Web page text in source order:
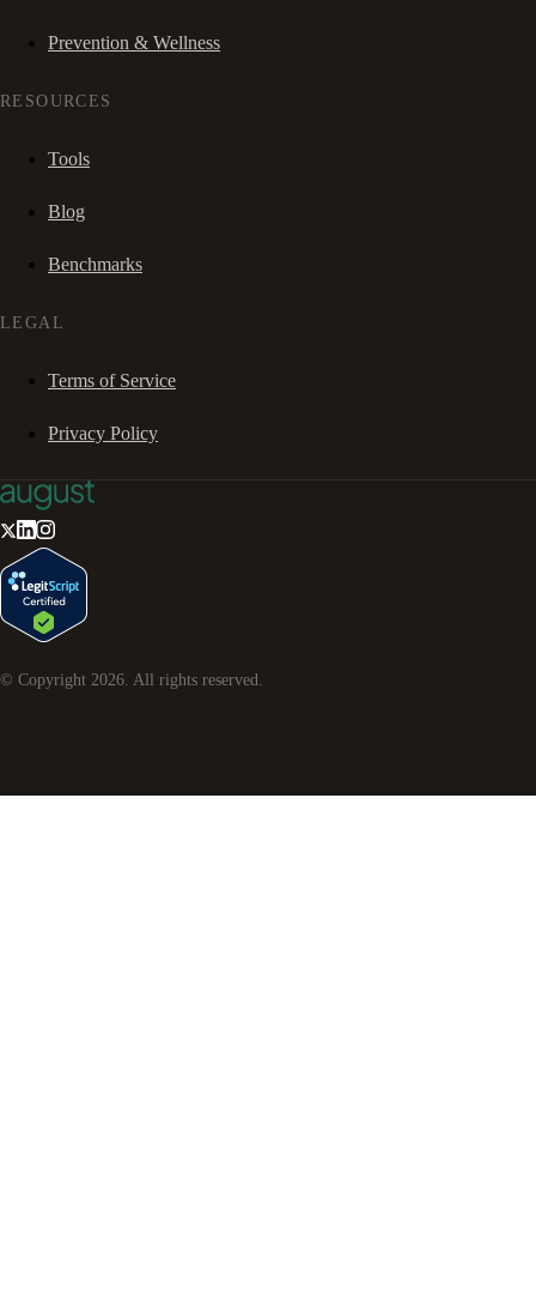
Prevention & Wellness
RESOURCES
Tools
Blog
Benchmarks
LEGAL
Terms of Service
Privacy Policy
© Copyright 2026 . All rights reserved.